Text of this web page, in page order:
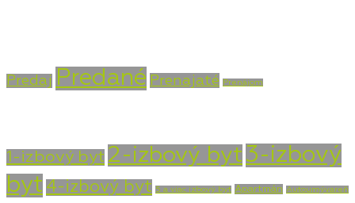
Predaj Predané Prenajaté Prenájom
1-izbový byt 2-izbový byt 3-izbový
byt 4-izbový byt 5 a viac izbový byt Apartmán Autoumývareň